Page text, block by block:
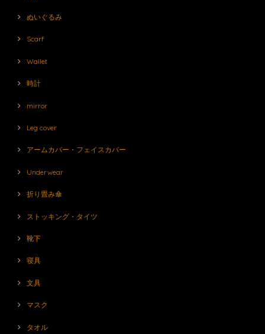
ぬいぐるみ
Scarf
Wallet
時計
mirror
Leg cover
アームカバー・フェイスカバー
Underwear
折り畳み傘
ストッキング・タイツ
靴下
寝具
文具
マスク
タオル